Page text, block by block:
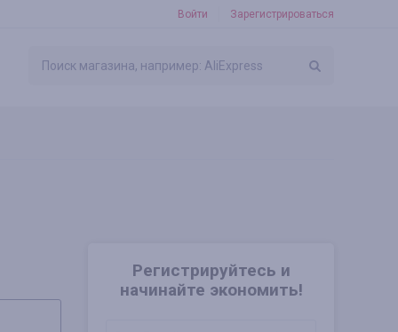
Войти Зарегистрироваться
Регистрируйтесь и
начинайте экономить!